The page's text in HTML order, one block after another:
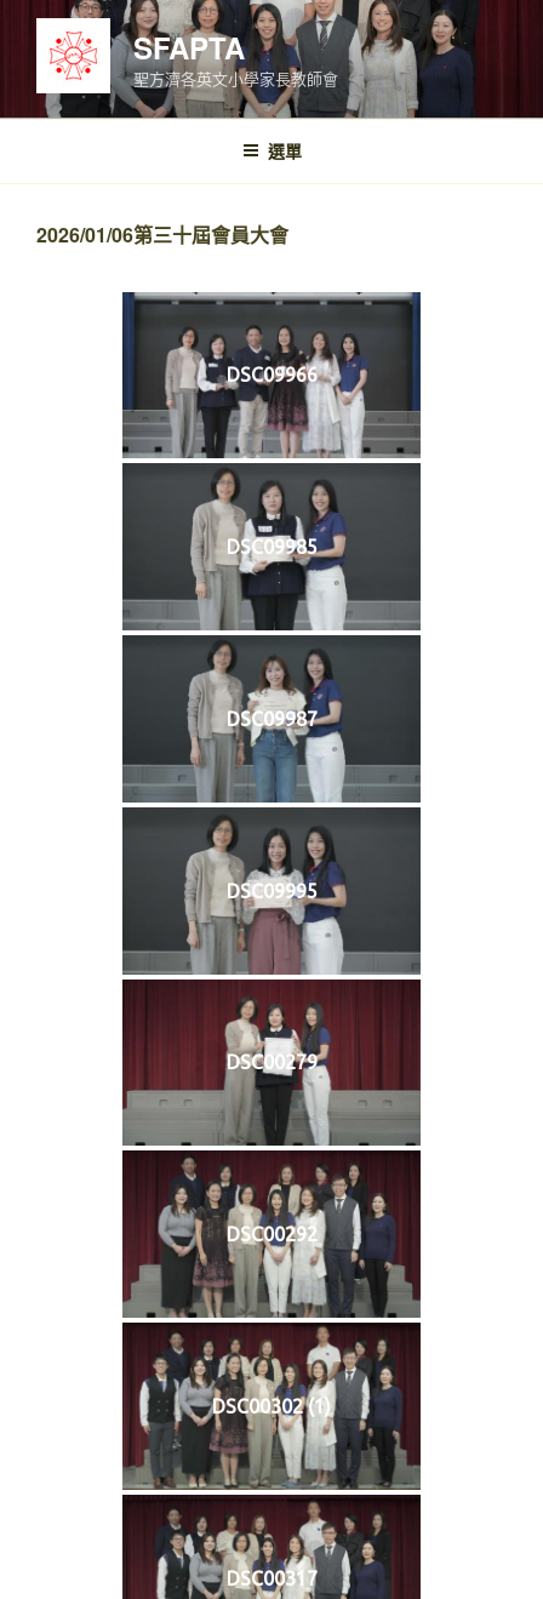
SFAPTA
聖方濟各英文小學家長教師會
選單
2026/01/06第三十屆會員大會
DSC09966
DSC09985
DSC09987
DSC09995
DSC00279
DSC00292
DSC00302 (1)
DSC00317